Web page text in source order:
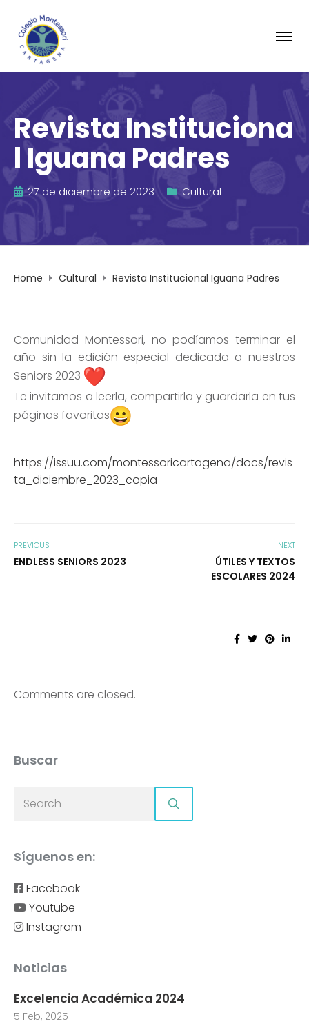
Revista Instituciona
l Iguana Padres
27 de diciembre de 2023 Cultural
Home Cultural Revista Institucional Iguana Padres
Comunidad Montessori, no podíamos terminar el
año sin la edición especial dedicada a nuestros
Seniors 2023
Te invitamos a leerla, compartirla y guardarla en tus
páginas favoritas
https://issuu.com/montessoricartagena/docs/revis
ta_diciembre_2023_copia
PREVIOUS
ENDLESS SENIORS 2023
NEXT
ÚTILES Y TEXTOS
ESCOLARES 2024
Comments are closed.
Buscar
Síguenos en:
Facebook
Youtube
Instagram
Noticias
Excelencia Académica 2024
5 Feb, 2025